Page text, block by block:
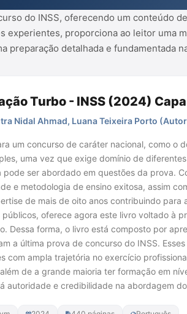
do INSS, oferecendo um conteúdo
proporciona ao leitor uma
preparação detalhada e fundamentada
Turbo - INSS (2024)
Nidal Ahmad, Luana Teixeira Porto
um concurso de caráter nacional, como o
uma vez que exige domínio de
pode ser abordado em questões da prova.
e metodologia de ensino exitosa, assim
de mais de oito anos contribuindo
públicos, oferece agora este livro voltado à
Dessa forma, o livro está composto por
a última prova de concurso do INSS.
com ampla trajetória no exercício
de a grande maioria ter formação em
autoridade e credibilidade na abordagem